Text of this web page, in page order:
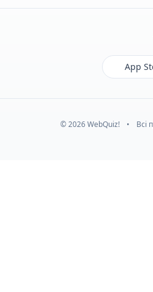
App
© 2026 WebQuiz! • Всі